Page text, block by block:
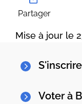
u
Partager
Mise à jour le
Voter à